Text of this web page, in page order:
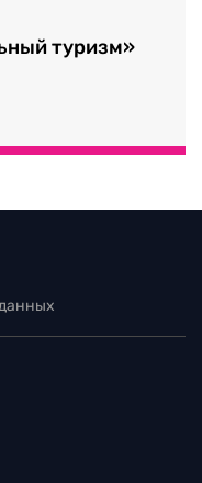
туризм»